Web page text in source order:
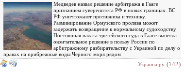
Медведев назвал решение арбитража в Гааге
признанием суверенитета РФ в новых границах. ВС
РФ уничтожают противника и технику.
Разминирование Ормузского пролива может
задержать возвращение к нормальному судоходству
Постоянная палата третейского суда в Гааге вынесла
окончательное решение в пользу России по
арбитражному разбирательству с Украиной по делу о
правах на прибрежные воды Черного моря рядом
Украина.ру (142)